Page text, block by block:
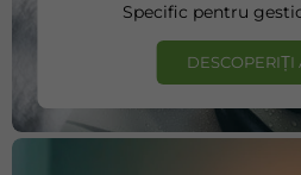
Specific pentru
DESCOPERIȚI